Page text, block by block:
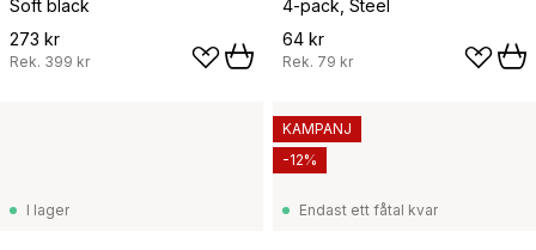
Soft black
273 kr
Rek. 399 kr
4-pack, Steel
64 kr
Rek. 79 kr
I lager Endast ett fåtal kvar
KAMPANJ
-12%